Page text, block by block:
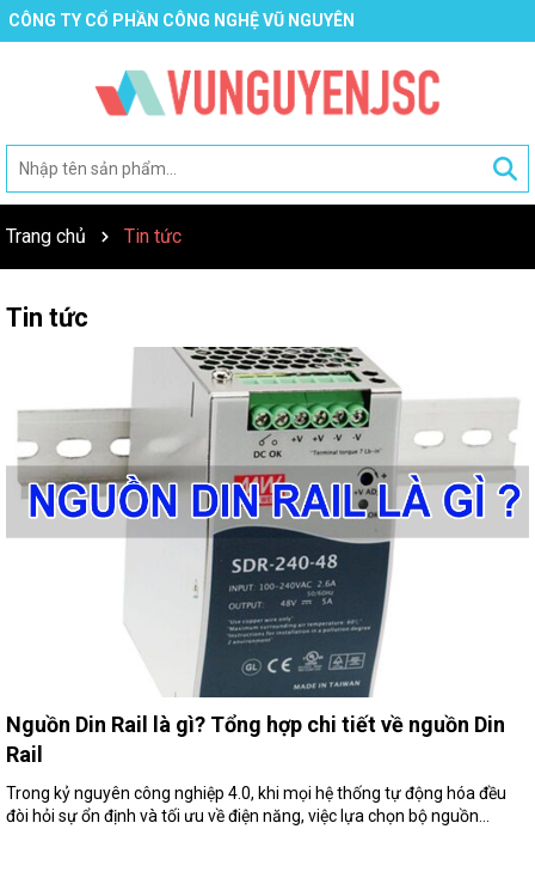
CÔNG TY CỔ PHẦN CÔNG NGHỆ VŨ NGUYÊN
Trang chủ Tin tức
Tin tức
Nguồn Din Rail là gì? Tổng hợp chi tiết về nguồn Din
Rail
Trong kỷ nguyên công nghiệp 4.0, khi mọi hệ thống tự động hóa đều
đòi hỏi sự ổn định và tối ưu về điện năng, việc lựa chọn bộ nguồn...